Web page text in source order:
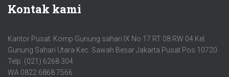
Kontak kami
Kantor Pusat. Komp Gunung sahari IX No 17 RT 08 RW 04 Kel.
Gunung Sahari Utara Kec. Sawah Besar Jakarta Pusat Pos 10720
Telp: (021) 6268 304
WA 0822 6868 7566